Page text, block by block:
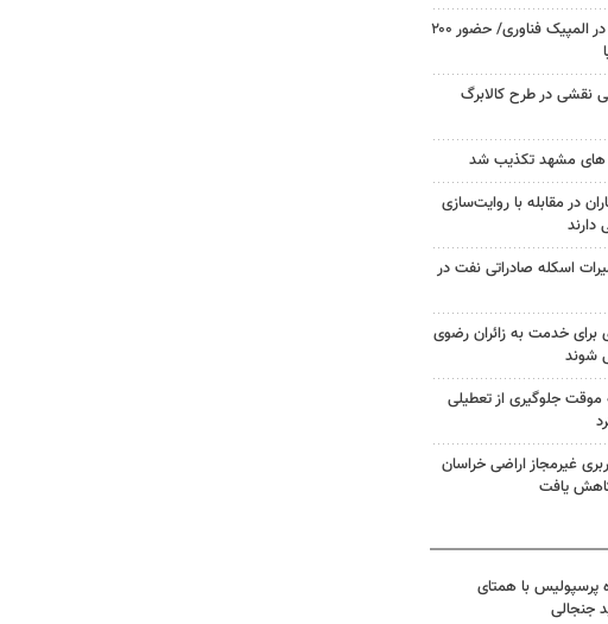
رقابت ۴۷۰۰ نخبه در المپیک فناوری/ حضور ۲۰۰
نقشی در طرح کالابرگ
های مشهد تکذیب شد
در مقابله با روایت‌سازی
اسکله صادراتی نفت در
برای خدمت به زائران رضوی
شوند
موقت جلوگیری از تعطیلی
غیرمجاز اراضی خراسان
پرسپولیس با همتای
جنجالی